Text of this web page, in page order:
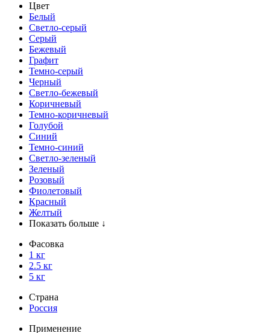
Цвет
Белый
Светло-серый
Серый
Бежевый
Графит
Темно-серый
Черный
Светло-бежевый
Коричневый
Темно-коричневый
Голубой
Синий
Темно-синий
Светло-зеленый
Зеленый
Розовый
Фиолетовый
Красный
Желтый
Показать больше ↓
Фасовка
1 кг
2.5 кг
5 кг
Страна
Россия
Применение